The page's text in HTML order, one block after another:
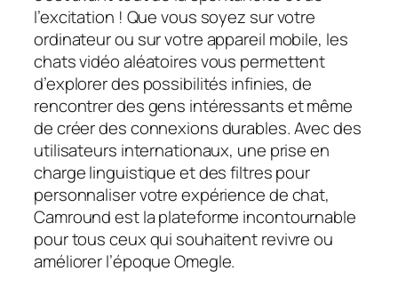
l’excitation ! Que vous soyez sur votre
ordinateur ou sur votre appareil mobile, les
chats vidéo aléatoires vous permettent
d’explorer des possibilités infinies, de
rencontrer des gens intéressants et même
de créer des connexions durables. Avec des
utilisateurs internationaux, une prise en
charge linguistique et des filtres pour
personnaliser votre expérience de chat,
Camround est la plateforme incontournable
pour tous ceux qui souhaitent revivre ou
améliorer l’époque Omegle.